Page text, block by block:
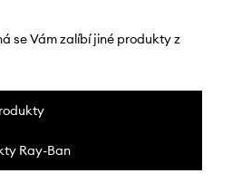
se Vám zalíbí jiné produkty z
Ray-Ban